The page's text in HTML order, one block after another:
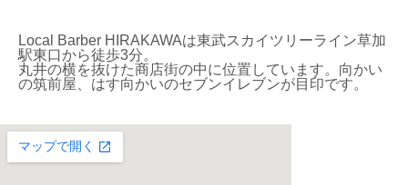
Local Barber HIRAKAWAは東武スカイツリーライン草加
駅東口から徒歩3分。
丸井の横を抜けた商店街の中に位置しています。向かい
の筑前屋、はす向かいのセブンイレブンが目印です。